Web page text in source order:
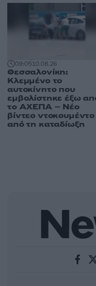
09:0510.08.26
Θεσσαλονίκη:
Κλεμμένο το
αυτοκίνητο που
εμβολίστηκε έξω
το ΑΧΕΠΑ – Νέο
βίντεο ντοκουμέντο
από τη καταδίωξη